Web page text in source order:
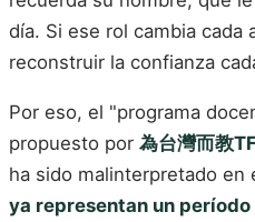
día. Si ese rol cambia cada
reconstruir la confianza
Por eso, el "programa
propuesto por 為台灣而教
ha sido malinterpretado en
ya representan un